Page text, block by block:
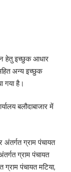
हेतु इच्छुक आधार
अन्य इच्छुक
गया है।
बलौदाबाजार में
अंतर्गत ग्राम पंचायत
ग्राम पंचायत
पंचायत मटिया,